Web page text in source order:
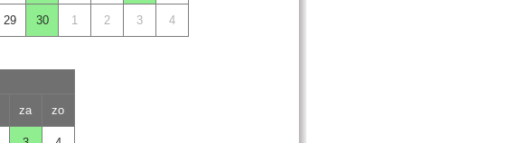
29 30 1 2 3 4
za zo